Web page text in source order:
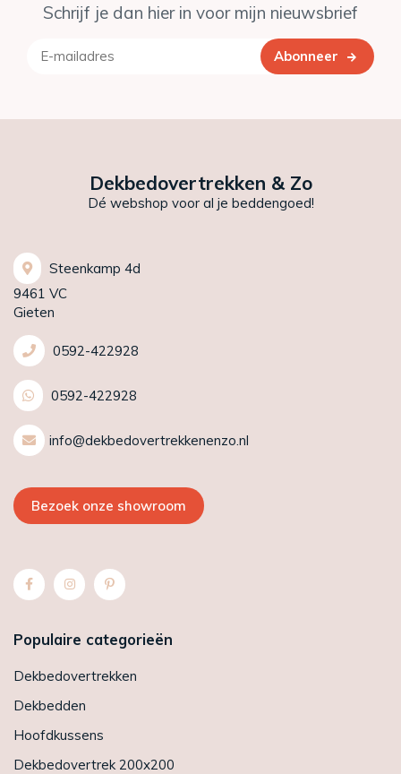
Schrijf je dan hier in voor mijn nieuwsbrief
Abonneer
Dekbedovertrekken & Zo
Dé webshop voor al je beddengoed!
Steenkamp 4d
9461 VC
Gieten
0592-422928
0592-422928
info@dekbedovertrekkenenzo.nl
Bezoek onze showroom
Populaire categorieën
Dekbedovertrekken
Dekbedden
Hoofdkussens
Dekbedovertrek 200x200